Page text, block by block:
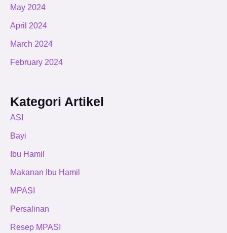
May 2024
April 2024
March 2024
February 2024
Kategori Artikel
ASI
Bayi
Ibu Hamil
Makanan Ibu Hamil
MPASI
Persalinan
Resep MPASI